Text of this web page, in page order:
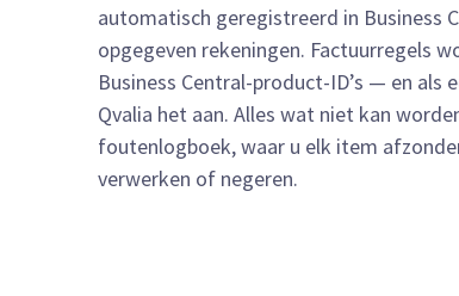
automatisch geregistreerd in Business
opgegeven rekeningen. Factuurregels
Business Central-product-ID’s — en
Qvalia het aan. Alles wat niet kan
foutenlogboek, waar u elk item
verwerken of negeren.